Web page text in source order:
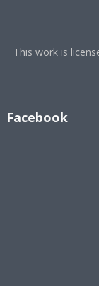
This work is
Facebook